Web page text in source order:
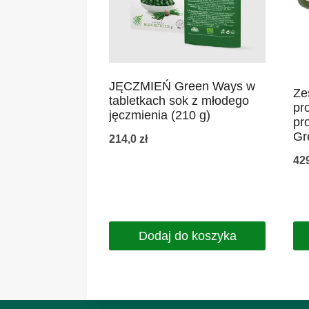
JĘCZMIEŃ Green Ways w
tabletkach sok z młodego
jęczmienia (210 g)
214,0 zł
Dodaj do koszyka